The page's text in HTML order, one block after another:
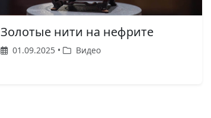
Золотые нити на нефрите
01.09.2025 • Видео